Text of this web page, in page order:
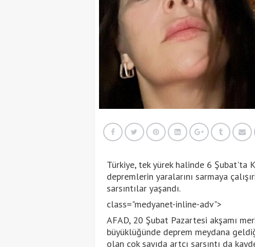
Türkiye, tek yürek halinde 6 Şubat'ta
depremlerin yaralarını sarmaya
sarsıntılar yaşandı.
class="medyanet-inline-adv">
AFAD, 20 Şubat Pazartesi akşamı
büyüklüğünde deprem meydana
olan çok sayıda artçı sarsıntı da